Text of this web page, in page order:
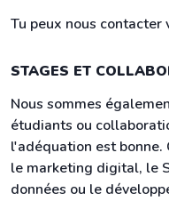
Tu peux nous
STAGES ET
Nous sommes
étudiants ou
l'adéquation est bonne.
le marketing digital, le
données ou le